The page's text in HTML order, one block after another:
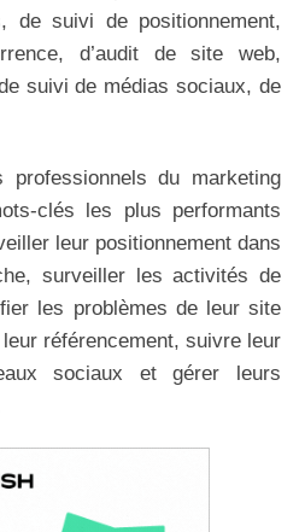
de suivi de positionnement,
d’audit de site web,
suivi de médias sociaux, de
du marketing
clés les plus performants
leur positionnement dans
surveiller les activités de
les problèmes de leur site
référencement, suivre leur
sociaux et gérer leurs